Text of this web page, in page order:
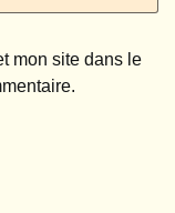
mon site dans le